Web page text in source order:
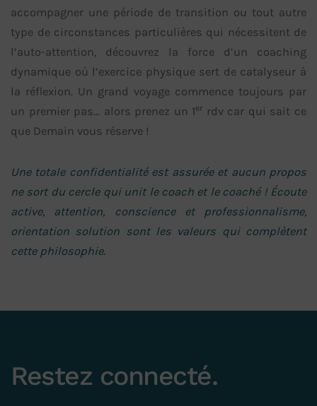
accompagner une période de transition ou tout autre
type de circonstances particulières qui nécessitent de
l’auto-attention, découvrez la force d’un coaching
dynamique où l’exercice physique sert de catalyseur à
la réflexion. Un grand voyage commence toujours par
un premier pas… alors prenez un 1er rdv car qui sait ce
que Demain vous réserve !
Une totale confidentialité est assurée et aucun propos
ne sort du cercle qui unit le coach et le coaché ! Écoute
active, attention, conscience et professionnalisme,
orientation solution sont les valeurs qui complètent
cette philosophie.
Restez connecté.